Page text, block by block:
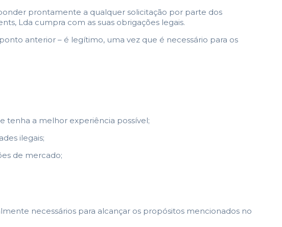
prontamente a qualquer solicitação por parte dos
Lda cumpra com as suas obrigações legais.
anterior – é legítimo, uma vez que é necessário para os
tenha a melhor experiência possível;
ilegais;
de mercado;
necessários para alcançar os propósitos mencionados no